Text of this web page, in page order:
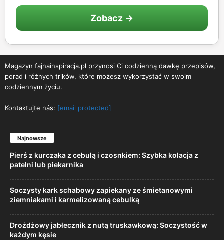
Zobacz →
Magazyn fajnainspiracja.pl przynosi Ci codzienną dawkę przepisów,
porad i różnych trików, które możesz wykorzystać w swoim
codziennym życiu.
Kontaktujte nás: [email protected]
Najnowsze
Pierś z kurczaka z cebulą i czosnkiem: Szybka kolacja z
patelni lub piekarnika
Soczysty kark schabowy zapiekany ze śmietanowymi
ziemniakami i karmelizowaną cebulką
Drożdżowy jabłecznik z nutą truskawkową: Soczystość w
każdym kęsie